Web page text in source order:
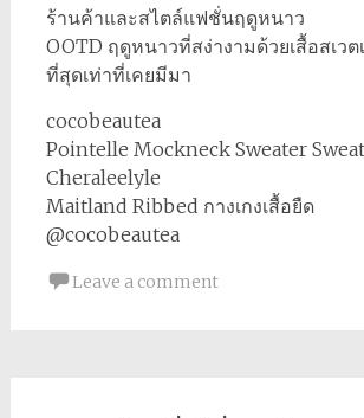
ร้านค้าและสไตล์แฟชั่นฤดูหนาว
OOTD ฤดูหนาวที่สง่างามด้วยเสื้อสเว
ที่สุดเท่าที่เคยมีมา
cocobeautea
Pointelle Mockneck Sweater
Cheraleelyle
Maitland Ribbed กางเกงเสื้อยืด
@cocobeautea
Leave a comment